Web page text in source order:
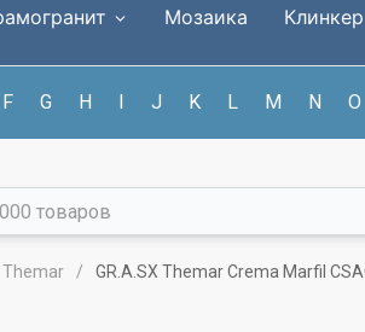
Мозаика Клинкер
F G H I J K L M N O
Themar GR.A.SX Themar Crema Marfil